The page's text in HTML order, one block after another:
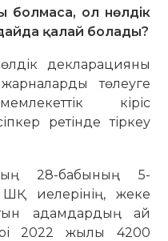
болмаса, ол нөлдік
қалай болады?
декларацияны
төлеуге
кіріс
ретінде тіркеу
28-бабының 5-
иелерінің, жеке
адамдардың ай
2022 жылы 4200